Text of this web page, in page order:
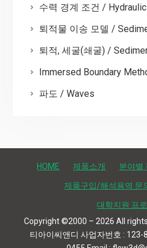
수력 경계 조건 /
퇴적물 이송 모델 /
퇴적, 세굴(쇄굴) /
Immersed Boundary
파도 / Waves
HOME 제품소개 분야별
제품구입/해석용역 문
대학지원 프
Copyright ©2000 – 2026 All
티아이씨앤디 사업자번호 :